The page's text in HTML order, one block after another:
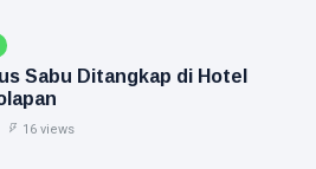
Sabu Ditangkap di Hotel
16 views